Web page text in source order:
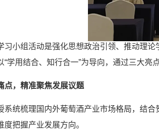
组活动是强化思想政治引领、推动理论
“学用结合、知行合一”为导向，通过三大亮
点，精准聚焦发展议题
梳理国内外葡萄酒产业市场格局，结合
度把握产业发展方向。